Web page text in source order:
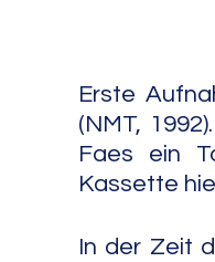
Erste
(NMT,
Faes ein
Kassette
In der Zeit